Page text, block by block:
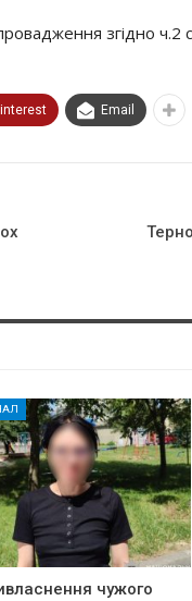
згiднo ч.2
Email
чужого